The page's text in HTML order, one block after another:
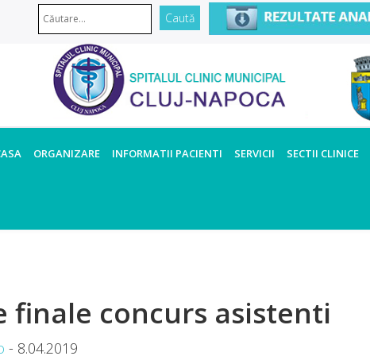
ORGANIZARE INFORMATII PACIENTI SERVICII SECTII CLINICE
finale concurs asistenti
- 8.04.2019